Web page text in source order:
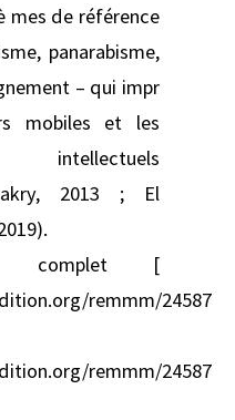
mes de référence
panarabisme,
– qui impr
mobiles et les
2013 ; El
complet [
remmm/24587
remmm/24587